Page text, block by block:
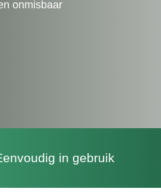
onmisbaar
in gebruik